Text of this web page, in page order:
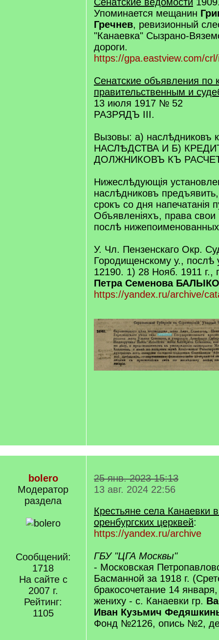
Упоминается мещанин
Гречнев, ревизионный
"Канаевка" Сызрано-
дороги.
https://gpa.eastview.com/
Сенатские объявления по
правительственным и
13 июля 1917 № 52
РАЗРЯДЪ III.
Вызовы: а) наслѣдниковъ
НАСЛѢДСТВА И Б)
ДОЛЖНИКОВЪ КЪ
Нижеслѣдующія
наслѣдниковъ
срокъ со дня напечатанія
Объявленіяхъ, права свои
послѣ
У. Чл. Пензенскаго Окр.
Городищенскому у., послѣ
12190. 1) 28 Нояб. 1911 г.,
Петра Семенова
https://yandex.ru/archive/
bolero
Модератор
раздела
Сообщений:
1718
На сайте с
2007 г.
Рейтинг:
1105
25 янв. 2023 15:13
13 авг. 2024 22:56
Крестьяне села Канаевки
оренбургских церквей:
https://yandex.ru/archive
ГБУ "ЦГА Москвы"
- Московская
Басманной за 1918 г.
бракосочетание 14
жениху - с. Канаевки гр.
Иван Кузьмич
Фонд №2126, опись №2,